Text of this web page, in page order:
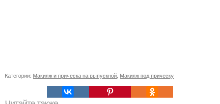
Категории: Макияж и прическа на выпускной, Макияж под прическу